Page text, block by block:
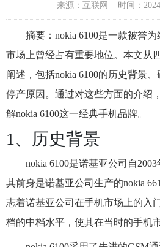
来源：互联网 时间：
摘要：nokia 6100是一款被誉
市场上曾经占有重要地位。本文从
阐述，包括nokia 6100的历史背景
停产原因。通过对这些方面的介绍
解nokia 6100这一经典手机品牌。
1、历史背景
nokia 6100是诺基亚公司自
其前身是诺基亚公司生产的nokia
志着诺基亚公司在手机市场上的入
档的中档水平，使其在当时的手机